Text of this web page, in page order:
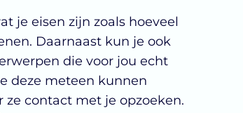
je eisen zijn zoals hoeveel
Daarnaast kun je ook
die voor jou echt
deze meteen kunnen
contact met je opzoeken.